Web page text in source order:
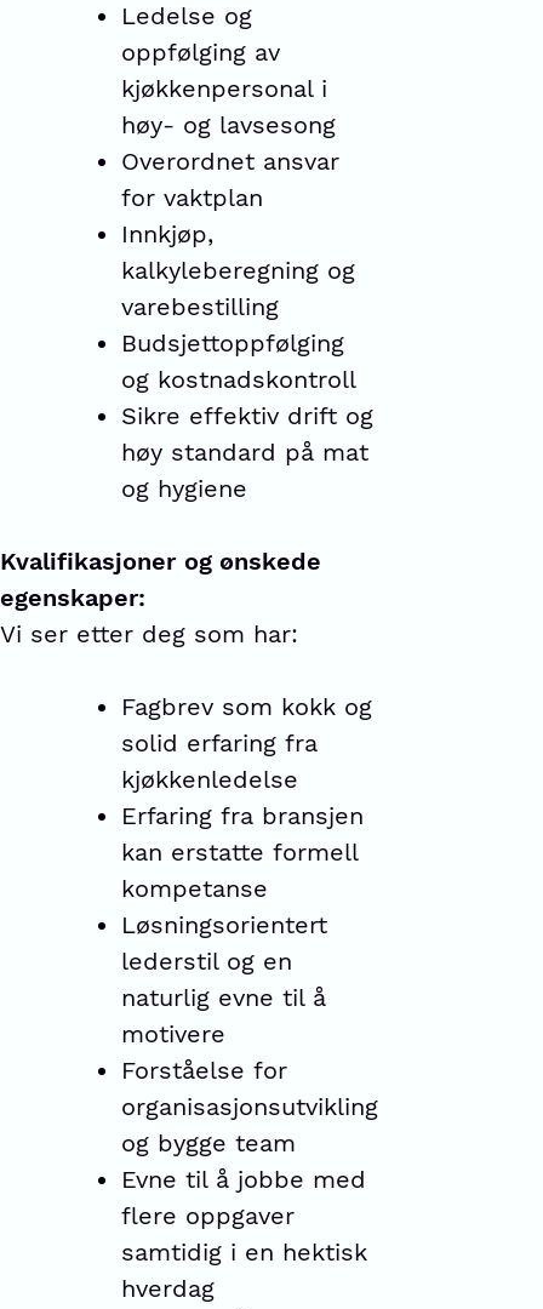
Ledelse og
oppfølging av
kjøkkenpersonal i
høy- og lavsesong
Overordnet ansvar
for vaktplan
Innkjøp,
kalkyleberegning og
varebestilling
Budsjettoppfølging
og kostnadskontroll
Sikre effektiv drift og
høy standard på mat
og hygiene
Kvalifikasjoner og ønskede
egenskaper:
Vi ser etter deg som har:
Fagbrev som kokk og
solid erfaring fra
kjøkkenledelse
Erfaring fra bransjen
kan erstatte formell
kompetanse
Løsningsorientert
lederstil og en
naturlig evne til å
motivere
Forståelse for
organisasjonsutvikling
og bygge team
Evne til å jobbe med
flere oppgaver
samtidig i en hektisk
hverdag